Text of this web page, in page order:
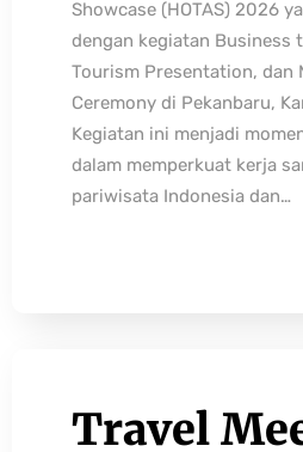
Showcase (HOTAS) 2026
dengan kegiatan Business
Tourism Presentation, dan
Ceremony di Pekanbaru,
Kegiatan ini menjadi
dalam memperkuat kerja
pariwisata Indonesia dan…
Travel